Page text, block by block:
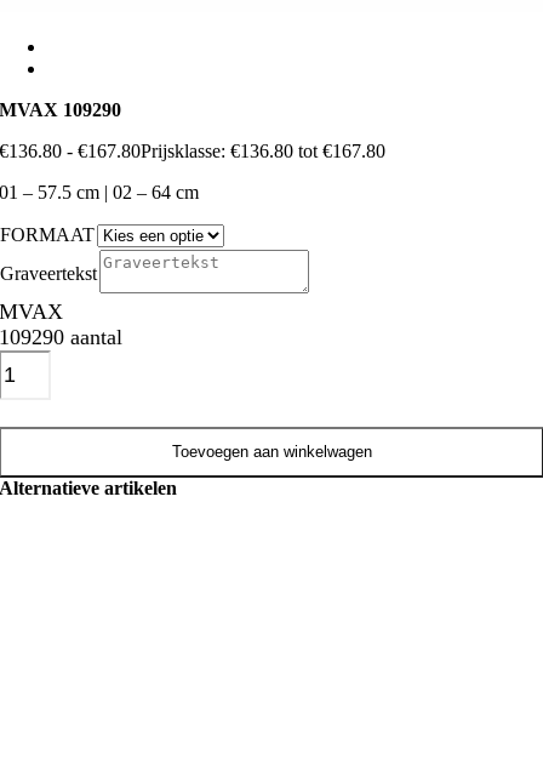
MVAX 109290
€136.80 - €167.80Prijsklasse: €136.80 tot €167.80
01 – 57.5 cm | 02 – 64 cm
FORMAAT
Graveertekst
MVAX
109290 aantal
Toevoegen aan winkelwagen
Alternatieve artikelen